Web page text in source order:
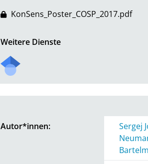
KonSens_Poster_COSP_2017.pdf
Weitere Dienste
Autor*innen:
Sergej